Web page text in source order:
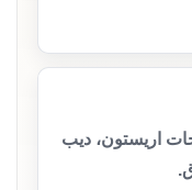
اريستون، ديب